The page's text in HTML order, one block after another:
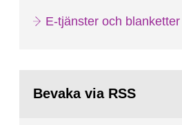
E-tjänster och blanketter
Bevaka via RSS